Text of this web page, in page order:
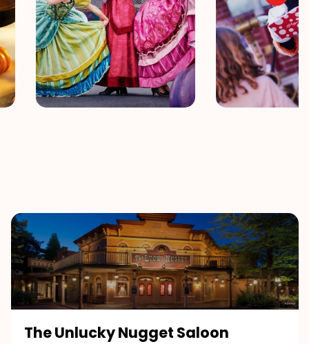
The Unlucky Nugget Saloon